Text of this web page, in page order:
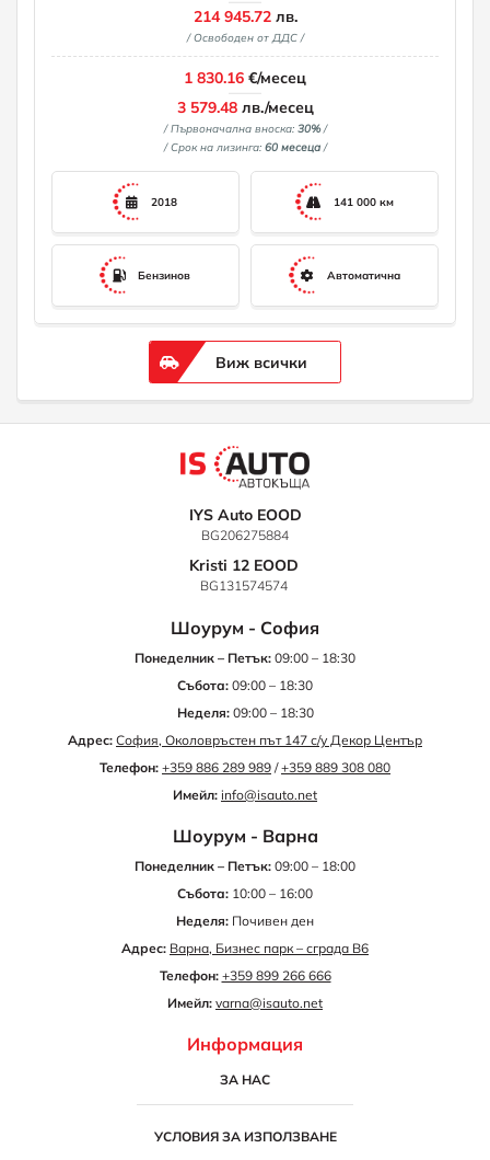
214 945.72лв.
/ Освободен от ДДС /
1 830.16 €/месец
3 579.48лв./месец
/ Първоначална вноска: 30%/
/ Срок на лизинга: 60 месеца/
2018 141 000 км
Бензинов Автоматична
Виж всички
IYS Auto EOOD
BG206275884
Kristi 12 EOOD
BG131574574
Шоурум - София
Понеделник – Петък: 09:00 – 18:30
Събота: 09:00 – 18:30
Неделя:09:00 – 18:30
Адрес: София, Околовръстен път 147 с/у Декор Център
Телефон: +359 886 289 989 /+359 889 308 080
Имейл: info@isauto.net
Шоурум - Варна
Понеделник – Петък: 09:00 – 18:00
Събота: 10:00 – 16:00
Неделя: Почивен ден
Адрес: Варна, Бизнес парк – сграда B6
Телефон: +359 899 266 666
Имейл: varna@isauto.net
Информация
ЗА НАС
УСЛОВИЯ ЗА ИЗПОЛЗВАНЕ